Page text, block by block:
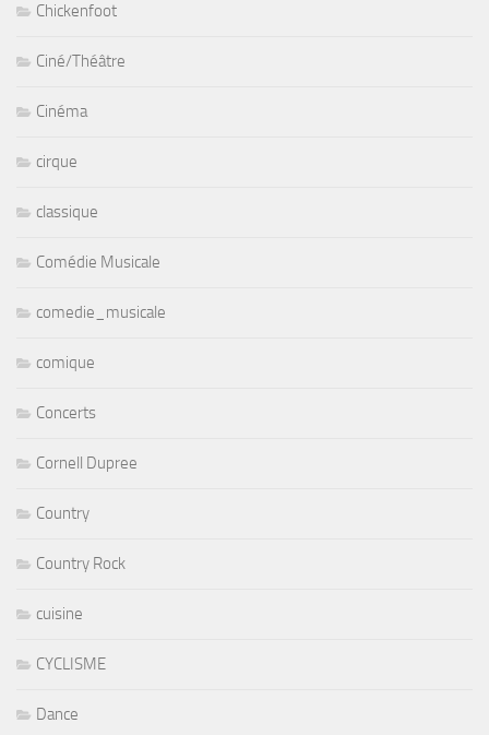
Chickenfoot
Ciné/Théâtre
Cinéma
cirque
classique
Comédie Musicale
comedie_musicale
comique
Concerts
Cornell Dupree
Country
Country Rock
cuisine
CYCLISME
Dance